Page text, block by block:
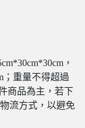
，
重量不得超過
商品為主，若下
流方式，以避免